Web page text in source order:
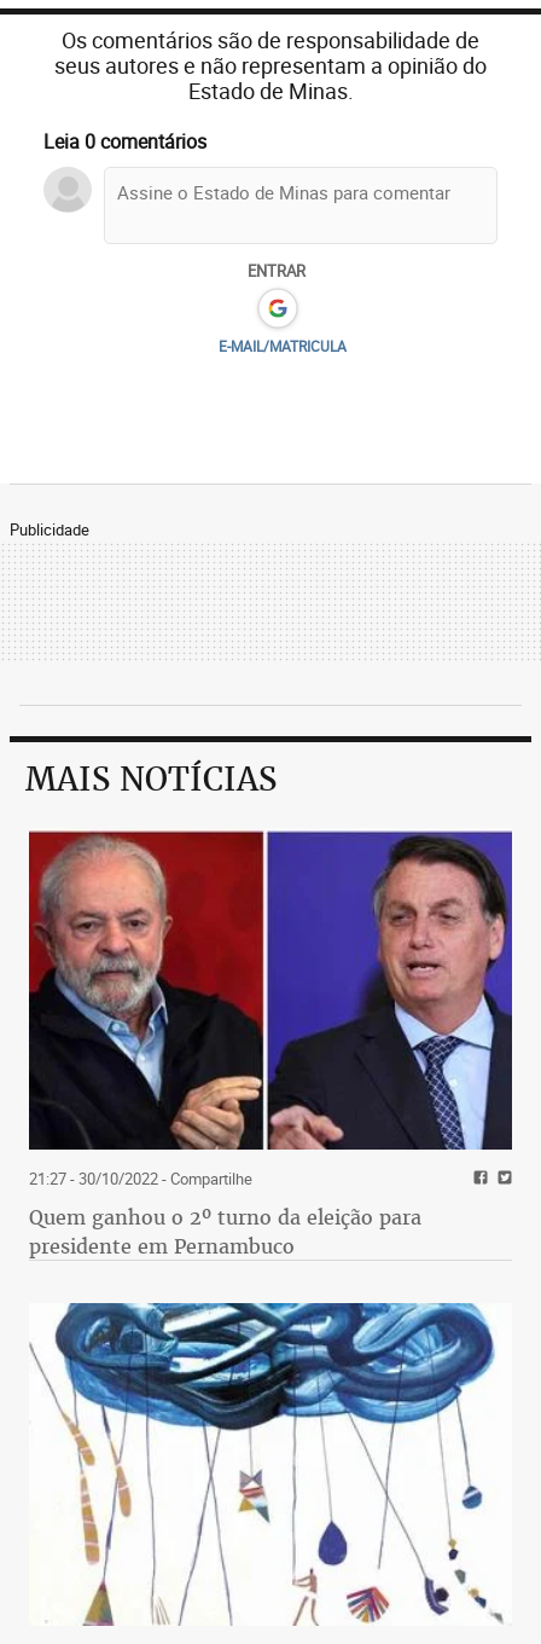
Os comentários são de responsabilidade de
seus autores e não representam a opinião do
Estado de Minas.
Leia 0 comentários
ENTRAR
E-MAIL/MATRICULA
Publicidade
MAIS NOTÍCIAS
21:27 - 30/10/2022- Compartilhe
Quem ganhou o 2º turno da eleição para
presidente em Pernambuco